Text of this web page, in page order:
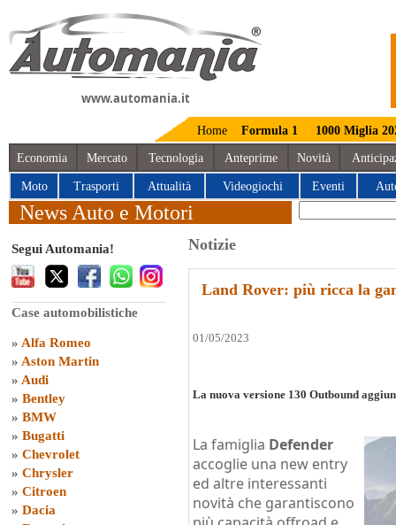
www.automania.it
Home Formula 1 1000 Miglia
Economia Mercato Tecnologia Anteprime Novità
Moto Trasporti Attualità Videogiochi Eventi
News Auto e Motori
Segui Automania!
Case automobilistiche
» Alfa Romeo
» Aston Martin
» Audi
» Bentley
» BMW
» Bugatti
» Chevrolet
» Chrysler
» Citroen
» Dacia
Notizie
Land Rover: più ricca la
01/05/2023
La nuova versione 130 Outbound
La famiglia Defender
accoglie una new entry
ed altre interessanti
novità che garantiscono